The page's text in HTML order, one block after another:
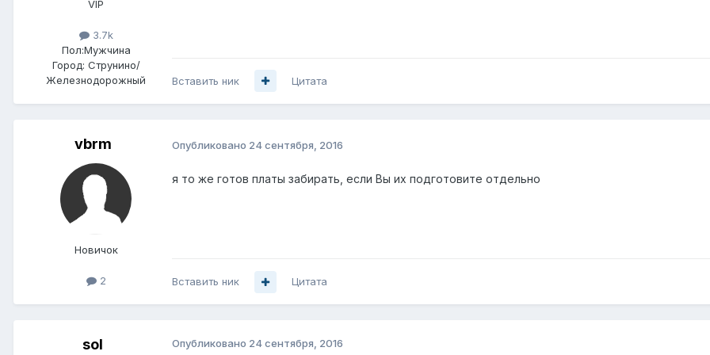
VIP
3.7k
Пол:Мужчина
Город: Струнино/
Железнодорожный
Вставить ник Цитата
vbrm
Новичок
2
Опубликовано 24 сентября, 2016
я то же готов платы забирать, если Вы их подготовите отдельно
Вставить ник Цитата
sol Опубликовано 24 сентября, 2016